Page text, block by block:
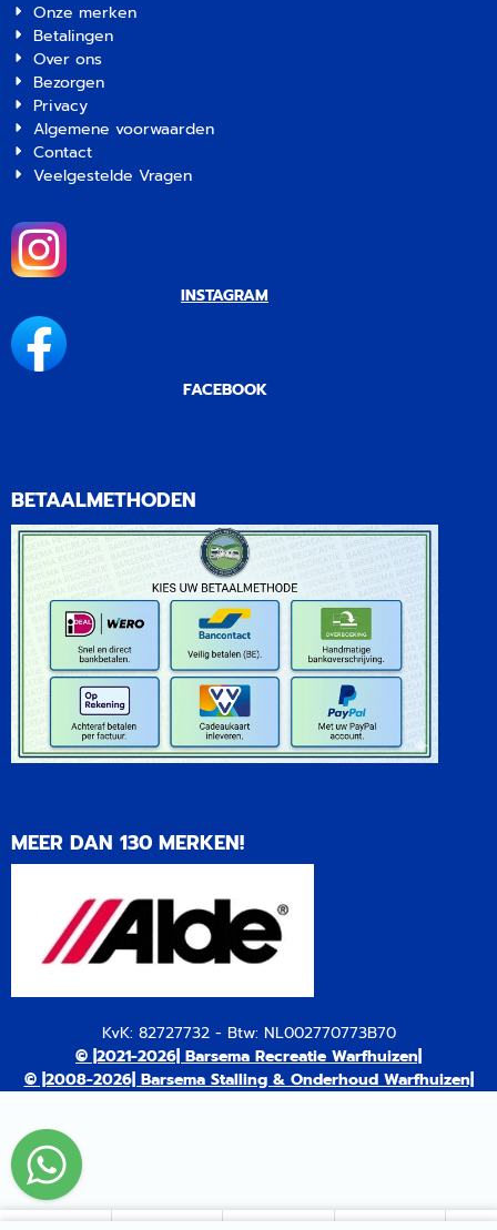
Onze merken
Betalingen
Over ons
Bezorgen
Privacy
Algemene voorwaarden
Contact
Veelgestelde Vragen
INSTAGRAM
FACEBOOK
BETAALMETHODEN
MEER DAN 130 MERKEN!
KvK: 82727732 - Btw: NL002770773B70
© |2021-2026| Barsema Recreatie Warfhuizen|
© |2008-2026| Barsema Stalling & Onderhoud Warfhuizen|